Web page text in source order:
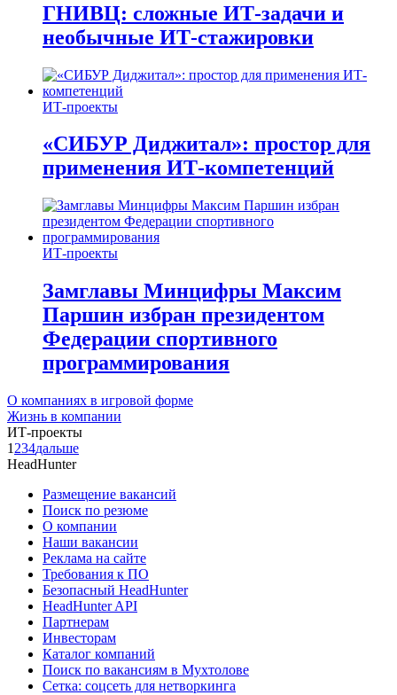
ГНИВЦ: сложные ИТ‑задачи и
необычные ИТ‑стажировки
ИТ-проекты
«СИБУР Диджитал»: простор для
применения ИТ-компетенций
ИТ-проекты
Замглавы Минцифры Максим
Паршин избран президентом
Федерации спортивного
программирования
О компаниях в игровой форме
Жизнь в компании
ИТ-проекты
1 234дальше
HeadHunter
Размещение вакансий
Поиск по резюме
О компании
Наши вакансии
Реклама на сайте
Требования к ПО
Безопасный HeadHunter
HeadHunter API
Партнерам
Инвесторам
Каталог компаний
Поиск по вакансиям в Мухтолове
Сетка: соцсеть для нетворкинга